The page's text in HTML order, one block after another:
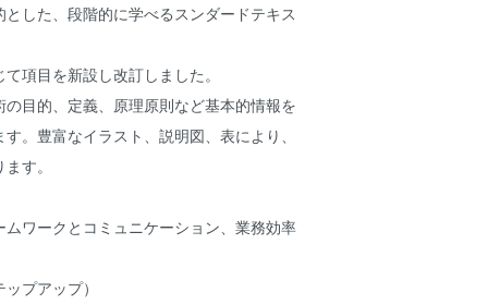
した、段階的に学べるスンダードテキス
項目を新設し改訂しました。
の目的、定義、原理原則など基本的情報を
。豊富なイラスト、説明図、表により、
ます。
ムワークとコミュニケーション、業務効率
プアップ）